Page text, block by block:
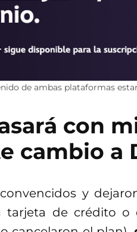
de ambas plataformas
con
cambio a
y
tarjeta de crédito o